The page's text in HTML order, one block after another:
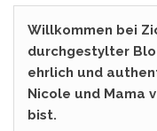
Willkommen bei
durchgestylter
ehrlich und
Nicole und Mama
bist.